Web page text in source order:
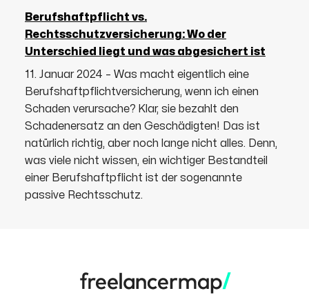
Berufshaftpflicht vs.
Rechtsschutzversicherung: Wo der
Unterschied liegt und was abgesichert ist
11. Januar 2024 – Was macht eigentlich eine
Berufshaftpflichtversicherung, wenn ich einen
Schaden verursache? Klar, sie bezahlt den
Schadenersatz an den Geschädigten! Das ist
natürlich richtig, aber noch lange nicht alles. Denn,
was viele nicht wissen, ein wichtiger Bestandteil
einer Berufshaftpflicht ist der sogenannte
passive Rechtsschutz.